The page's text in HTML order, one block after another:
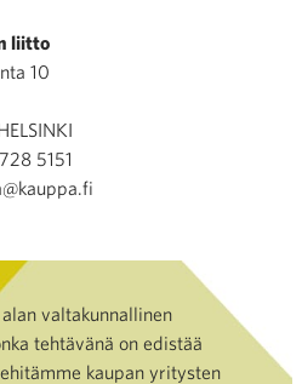
liitto
10
5151
valtakunnallinen
tehtävänä on edistää
kaupan yritysten